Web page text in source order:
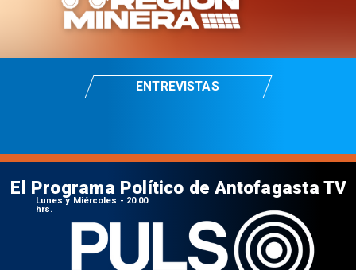
ENTREVISTAS
El Programa Político de Antofagasta TV
Lunes y Miércoles - 20:00
hrs.